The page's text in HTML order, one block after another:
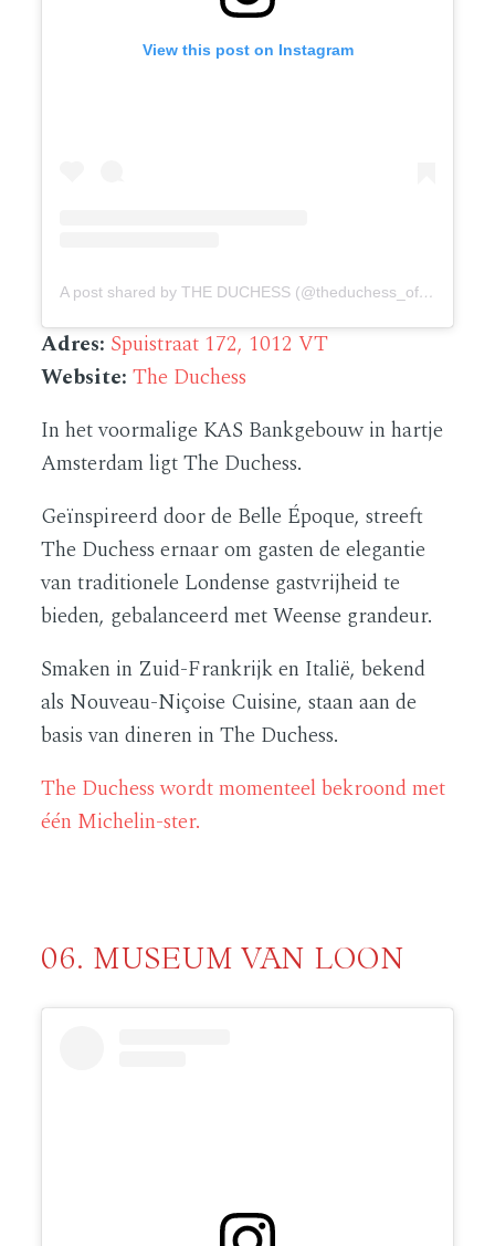
View this post on Instagram
A post shared by THE DUCHESS (@theduchess_official)
Adres: Spuistraat 172, 1012 VT
Website:The Duchess
In het voormalige KAS Bankgebouw in hartje
Amsterdam ligt The Duchess.
Geïnspireerd door de Belle Époque, streeft
The Duchess ernaar om gasten de elegantie
van traditionele Londense gastvrijheid te
bieden, gebalanceerd met Weense grandeur.
Smaken in Zuid-Frankrijk en Italië, bekend
als Nouveau-Niçoise Cuisine, staan aan de
basis van dineren in The Duchess.
The Duchess wordt momenteel bekroond met
één Michelin-ster.
06. MUSEUM VAN LOON